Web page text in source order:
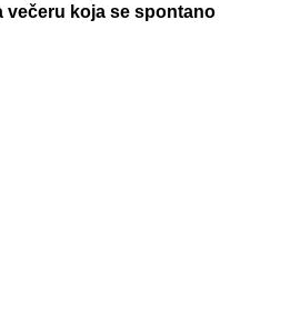
večeru koja se spontano